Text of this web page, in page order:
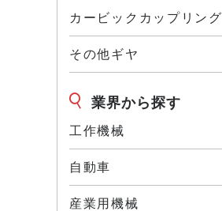
カービックカップリング
その他ギヤ
業界から探す
工作機械
⾃動⾞
産業⽤機械